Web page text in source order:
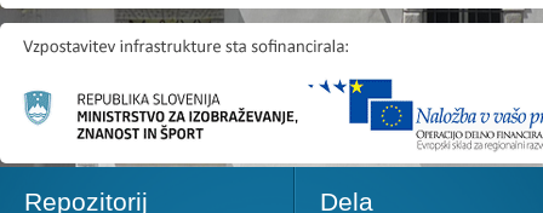
Repozitorij Dela